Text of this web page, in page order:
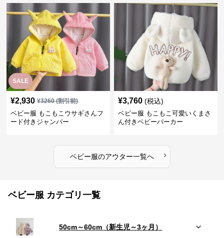
SALE
¥2,930 ¥3260(割引前)
ベビー服 もこもこウサギさんフ
ード付きジャンパー
¥3,760 (税込)
ベビー服 もこもこ可愛いくまさ
ん付きベビーパーカー
ベビー服のアウター一覧へ ›
ベビー服 カテゴリ一覧
50cm～60cm（新生児～3ヶ月）